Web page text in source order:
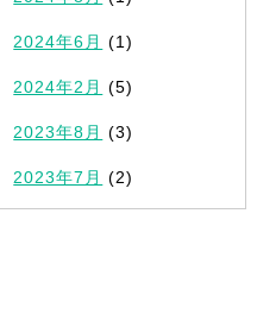
2024年6月 (1)
2024年2月 (5)
2023年8月 (3)
2023年7月 (2)